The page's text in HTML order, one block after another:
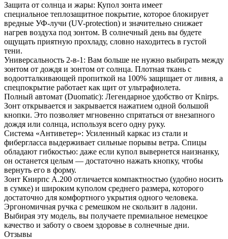
Защита от солнца и жары: Купол зонта имеет
специальное теплозащитное покрытие, которое блокирует
вредные УФ-лучи (UV-protection) и значительно снижает
нагрев воздуха под зонтом. В солнечный день вы будете
ощущать приятную прохладу, словно находитесь в густой
тени.
Универсальность 2-в-1: Вам больше не нужно выбирать между
зонтом от дождя и зонтом от солнца. Плотная ткань с
водоотталкивающей пропиткой на 100% защищает от ливня, а
спецпокрытие работает как щит от ультрафиолета.
Полный автомат (Duomatic): Легендарное удобство от Knirps.
Зонт открывается и закрывается нажатием одной большой
кнопки. Это позволяет мгновенно спрятаться от внезапного
дождя или солнца, используя всего одну руку.
Система «Антиветер»: Усиленный каркас из стали и
фибергласса выдерживает сильные порывы ветра. Спицы
обладают гибкостью: даже если купол вывернется наизнанку,
он останется целым — достаточно нажать кнопку, чтобы
вернуть его в форму.
Зонт Книрпс А.200 отличается компактностью (удобно носить
в сумке) и широким куполом среднего размера, которого
достаточно для комфортного укрытия одного человека.
Эргономичная ручка с ремешком не скользит в ладони.
Выбирая эту модель, вы получаете премиальное немецкое
качество и заботу о своем здоровье в солнечные дни.
Отзывы